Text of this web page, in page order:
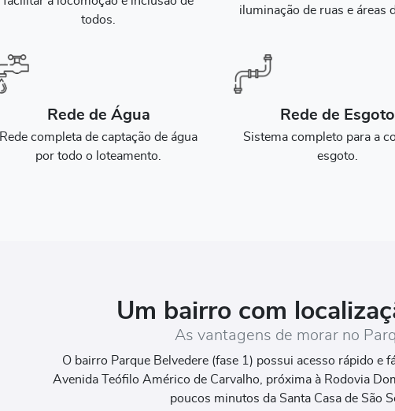
todos.
iluminação de ruas e áreas
Rede de Água
Rede completa de captação de água
por todo o loteamento.
Rede de Esgoto
Sistema completo para a
esgoto.
Um bairro com
As vantagens de morar no
O bairro Parque Belvedere (fase 1) possui acesso rápido e
Avenida Teófilo Américo de Carvalho, próxima à Rodovia
poucos minutos da Santa Casa de São